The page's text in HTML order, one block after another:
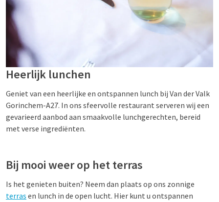
Heerlijk lunchen
Geniet van een heerlijke en ontspannen lunch bij Van der Valk
Gorinchem-A27. In ons sfeervolle restaurant serveren wij een
gevarieerd aanbod aan smaakvolle lunchgerechten, bereid
met verse ingrediënten.
Bij mooi weer op het terras
Is het genieten buiten? Neem dan plaats op ons zonnige
terras en lunch in de open lucht. Hier kunt u ontspannen